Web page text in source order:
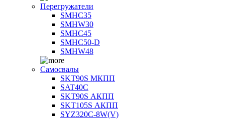
Перегружатели
SMHC35
SMHW30
SMHC45
SMHC50-D
SMHW48
Самосвалы
SKT90S МКПП
SAT40C
SKT90S АКПП
SKT105S АКПП
SYZ320C-8W(V)